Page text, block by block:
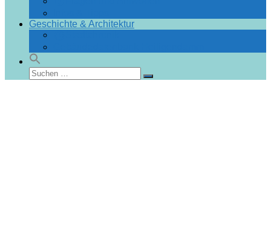
Geschichte & Architektur
Suchen
nach:
Suchen